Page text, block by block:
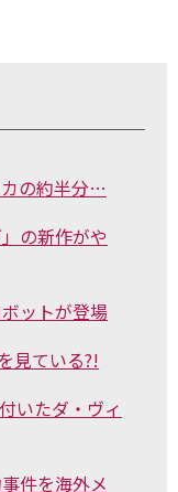
の約半分…
の新作がや
ットが登場
見ている?!
いたダ・ヴィ
件を海外メ